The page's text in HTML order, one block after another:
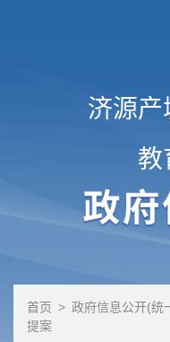
济源产
教
首页 > 政府信息公开(统
提案